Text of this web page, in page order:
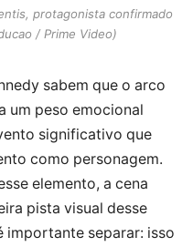
protagonista confirmado
/ Prime Video)
sabem que o arco
um peso emocional
significativo que
como personagem.
elemento, a cena
pista visual desse
importante separar: isso